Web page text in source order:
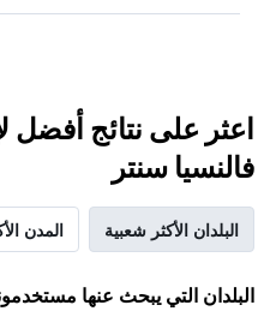
اعثر على نتائج
فالنسيا سنتر
البلدان الأكثر شعبية المدن
البلدان التي يبحث عنها